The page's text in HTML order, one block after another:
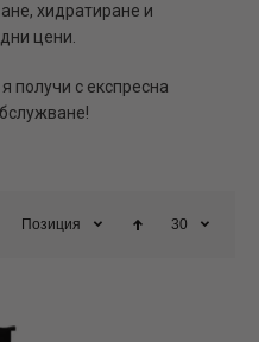
хидратиране и
цени
получи с експресна
Позиция 30